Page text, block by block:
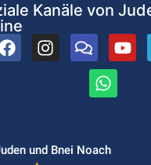
Kanäle von
und Bnei Noach